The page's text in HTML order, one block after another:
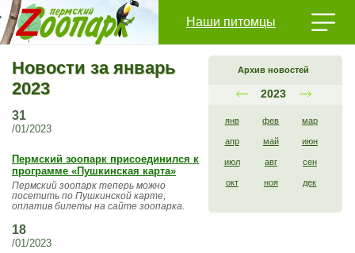
Наши питомцы
Архив новостей
2023
янв фев мар
апр май июн
июл авг сен
окт ноя дек
Новости за январь
2023
31
/01/2023
Пермский зоопарк присоединился к
программе «Пушкинская карта»
Пермский зоопарк теперь можно
посетить по Пушкинской карте,
оплатив билеты на сайте зоопарка.
18
/01/2023